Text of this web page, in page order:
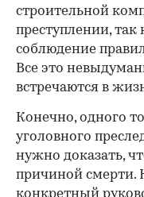
строительной
преступлении, так
соблюдение
Все это
встречаются в
Конечно, одного
уголовного
нужно доказать,
причиной смерти.
конкретный